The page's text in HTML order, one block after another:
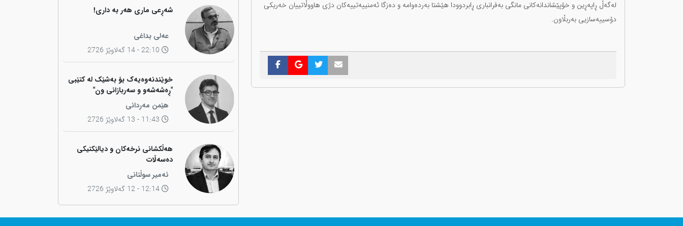
لەگەڵ ڕاپەڕین و خۆپێشاندانەکانی مانگی بەفرانباری ڕابردوودا هێشتا بەردەوامە و دەزگا ئەمنییەتییەکان دژی هاووڵاتییان خەریکی
دۆسییەسازیی بەربڵاون.
شەڕعی ماری هەر بە داری!
عەلی بداغی
22:10 - 14 گەلاوێژ 2726
خوێندنەوەیەک بۆ بەشێک لە کتێبی
"ڕەشەشەو و سەربازانی ون"
هێمن مەردانی
11:43 - 13 گەلاوێژ 2726
هەڵکشانی نرخەکان و دیالێکتیکی
دەسەڵات
ئەمیر سوڵتانی
12:14 - 12 گەلاوێژ 2726